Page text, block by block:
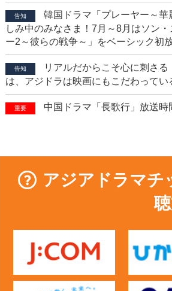
告知
韓国ドラマ「プレーヤー～
しみ中のみなさま！7月～8月はソン
ー2～彼らの戦争～」をベーシック初
告知
リアルだからこそ心に刺さ
は、アジドラは映画にもこだわってい
重要 中国ドラマ「長歌行」放送
アジアドラマチ